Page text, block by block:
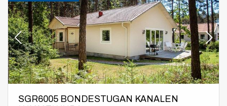
SGR6005 BONDESTUGAN KANALEN